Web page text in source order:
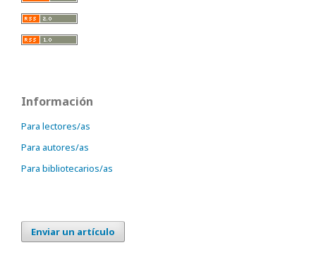
Información
Para lectores/as
Para autores/as
Para bibliotecarios/as
Enviar un artículo